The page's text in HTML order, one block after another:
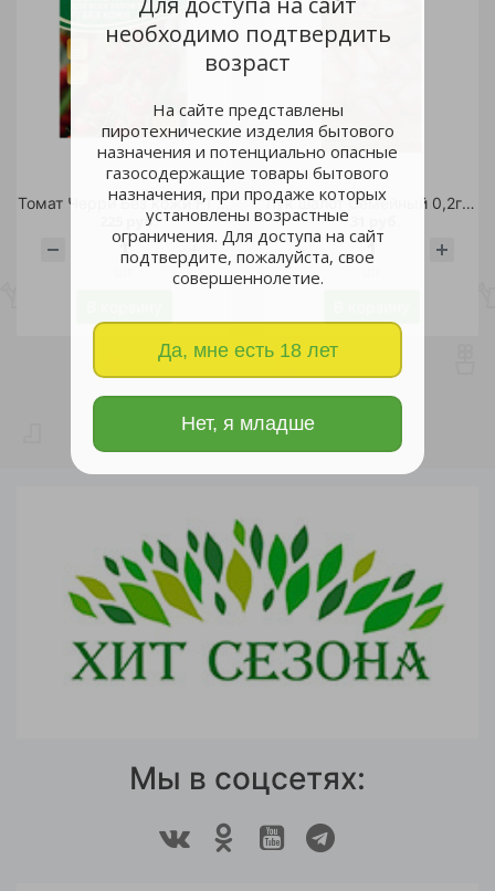
необходимо подтвердить
возраст
На сайте представлены
пиротехнические изделия бытового
назначения и потенциально опасные
газосодержащие товары бытового
назначения, при продаже которых
установлены возрастные
ограничения. Для доступа на сайт
подтвердите, пожалуйста, свое
совершеннолетие.
Да, мне есть 18 лет
Нет, я младше
Томат Черри Без кожи F1 3шт/5
225 руб.
Лук шалот Семейный 0,2гр /10
Мы в соцсетях: